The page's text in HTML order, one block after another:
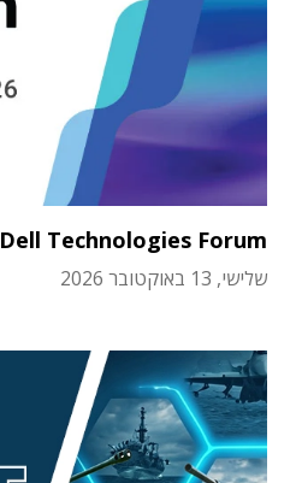
Dell Technologies Forum
שלישי, 13 באוקטובר 2026